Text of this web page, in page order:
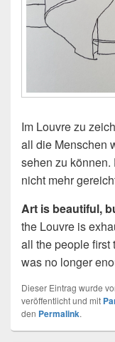
Im Louvre zu
all die Menschen
sehen zu können.
nicht mehr
Art is beautiful,
the Louvre is
all the people first
was no longer
Dieser Eintrag wurde
veröffentlicht und mit
den Permalink.